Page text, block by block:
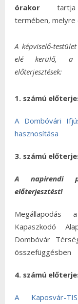
órakor
termében, melyre
A képviselő-
elé kerülő, a
előterjesztések:
1. számú
A Dombóvári
hasznosítása
3. számú
A napirendi
előterjesztést!
Megállapodás
Kapaszkodó
Dombóvár
összefüggésben
4. számú
A Kaposvár-